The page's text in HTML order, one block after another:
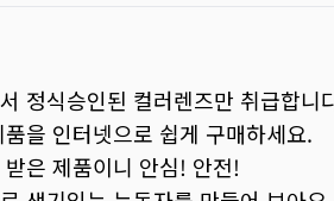
정식승인된 컬러렌즈만 취급합니
을 인터넷으로 쉽게 구매하세요.
은 제품이니 안심! 안전!